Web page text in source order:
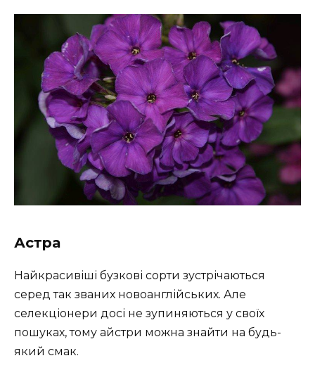
Астра
Найкрасивіші бузкові сорти зустрічаються
серед так званих новоанглійських. Але
селекціонери досі не зупиняються у своїх
пошуках, тому айстри можна знайти на будь-
який смак.